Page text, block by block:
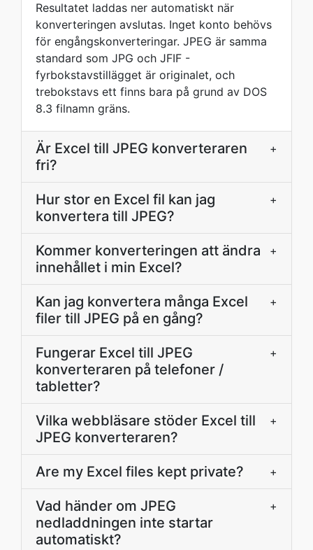
Resultatet laddas ner automatiskt när
konverteringen avslutas. Inget konto behövs
för engångskonverteringar. JPEG är samma
standard som JPG och JFIF -
fyrbokstavstillägget är originalet, och
trebokstavs ett finns bara på grund av DOS
8.3 filnamn gräns.
Är Excel till JPEG konverteraren
fri?
+
Hur stor en Excel fil kan jag
konvertera till JPEG?
+
Kommer konverteringen att ändra
innehållet i min Excel?
+
Kan jag konvertera många Excel
filer till JPEG på en gång?
+
Fungerar Excel till JPEG
konverteraren på telefoner /
tabletter?
+
Vilka webbläsare stöder Excel till
JPEG konverteraren?
+
Are my Excel files kept private? +
Vad händer om JPEG
nedladdningen inte startar
automatiskt?
+